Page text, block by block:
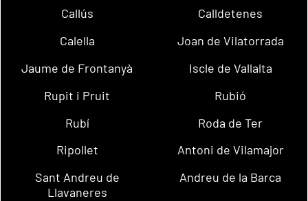
Callús
Calldetenes
Calella
Joan de Vilatorrada
Jaume de Frontanyà
Iscle de Vallalta
Rupit i Pruit
Rubió
Rubí
Roda de Ter
Ripollet
Antoni de Vilamajor
Sant Andreu de
Llavaneres
Andreu de la Barca